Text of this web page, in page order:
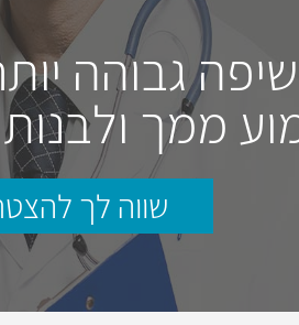
גבוהה
ממך
שווה לך